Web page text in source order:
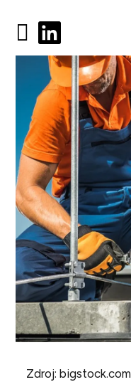
Zdroj: bigstock.com